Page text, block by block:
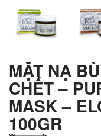
MẶT NẠ
CHẾT –
MASK –
100GR